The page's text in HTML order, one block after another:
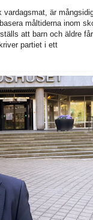
är
måltiderna inom
att barn och äldre får
partiet i ett